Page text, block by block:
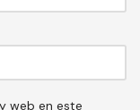
web en este